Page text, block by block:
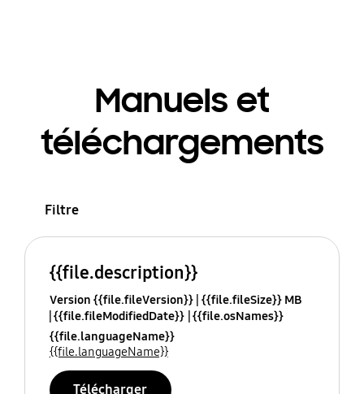
Manuels et
téléchargements
Filtre
{{file.description}}
Version {{file.fileVersion}} {{file.fileSize}} MB
{{file.fileModifiedDate}} {{file.osNames}}
{{file.languageName}}
{{file.languageName}}
Télécharger